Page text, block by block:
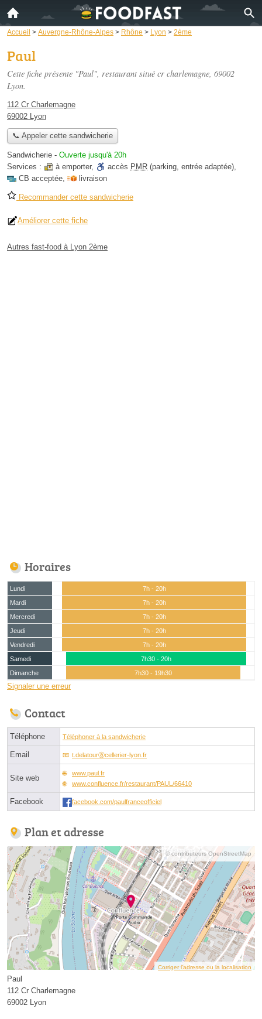
Accueil > Auvergne-Rhône-Alpes > Rhône > Lyon > 2ème
Paul
Cette fiche présente "Paul", restaurant situé cr charlemagne, 69002
Lyon.
112 Cr Charlemagne
69002 Lyon
📞 Appeler cette sandwicherie
Sandwicherie - Ouverte jusqu'à 20h
Services :
à emporter, accès PMR (parking, entrée adaptée),
CB acceptée, livraison
Recommander cette sandwicherie
Améliorer cette fiche
Autres fast-food à Lyon 2ème
Horaires
Lundi
7h - 20h
Mardi
7h - 20h
Mercredi
7h - 20h
Jeudi
7h - 20h
Vendredi
7h - 20h
Samedi
7h30 - 20h
Dimanche
7h30 - 19h30
Signaler une erreur
Contact
Téléphone Téléphoner à la sandwicherie
Email t.delatourⓐcellerier-lyon.fr
Site web
www.paul.fr
www.confluence.fr/restaurant/PAUL/66410
Facebook facebook.com/paulfranceofficiel
Plan et adresse
© contributeurs OpenStreetMap
Corriger l’adresse ou la localisation
Paul
112 Cr Charlemagne
69002 Lyon